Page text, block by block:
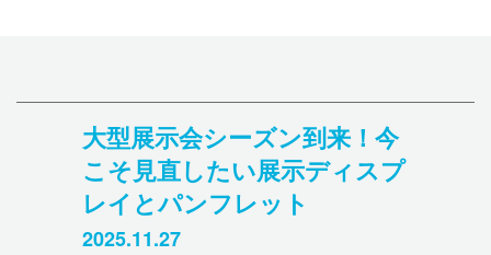
大型展示会シーズン到来！今
こそ見直したい展示ディスプ
レイとパンフレット
2025.11.27